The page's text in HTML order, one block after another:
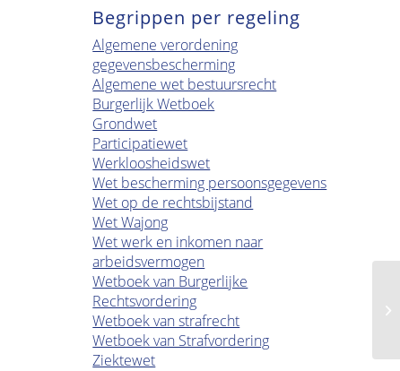
Begrippen per regeling
Algemene verordening
gegevensbescherming
Algemene wet bestuursrecht
Burgerlijk Wetboek
Grondwet
Participatiewet
Werkloosheidswet
Wet bescherming persoonsgegevens
Wet op de rechtsbijstand
Wet Wajong
Wet werk en inkomen naar
arbeidsvermogen
Wetboek van Burgerlijke
Rechtsvordering
Wetboek van strafrecht
Wetboek van Strafvordering
Ziektewet